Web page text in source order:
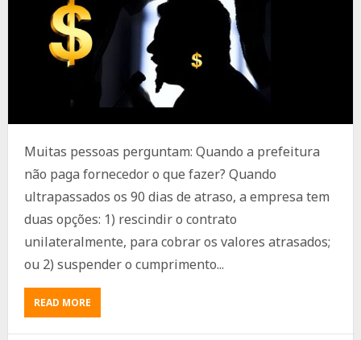
Muitas pessoas perguntam: Quando a prefeitura
não paga fornecedor o que fazer? Quando
ultrapassados os 90 dias de atraso, a empresa tem
duas opções: 1) rescindir o contrato
unilateralmente, para cobrar os valores atrasados;
ou 2) suspender o cumprimento...
READ MOREABOUT
PORQUE
A